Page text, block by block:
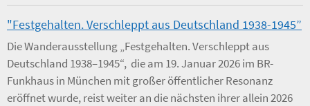
"Festgehalten. Verschleppt aus Deutschland 1938-1945”
Die Wanderausstellung „Festgehalten. Verschleppt aus
Deutschland 1938–1945“, die am 19. Januar 2026 im BR-
Funkhaus in München mit großer öffentlicher Resonanz
eröffnet wurde, reist weiter an die nächsten ihrer allein 2026